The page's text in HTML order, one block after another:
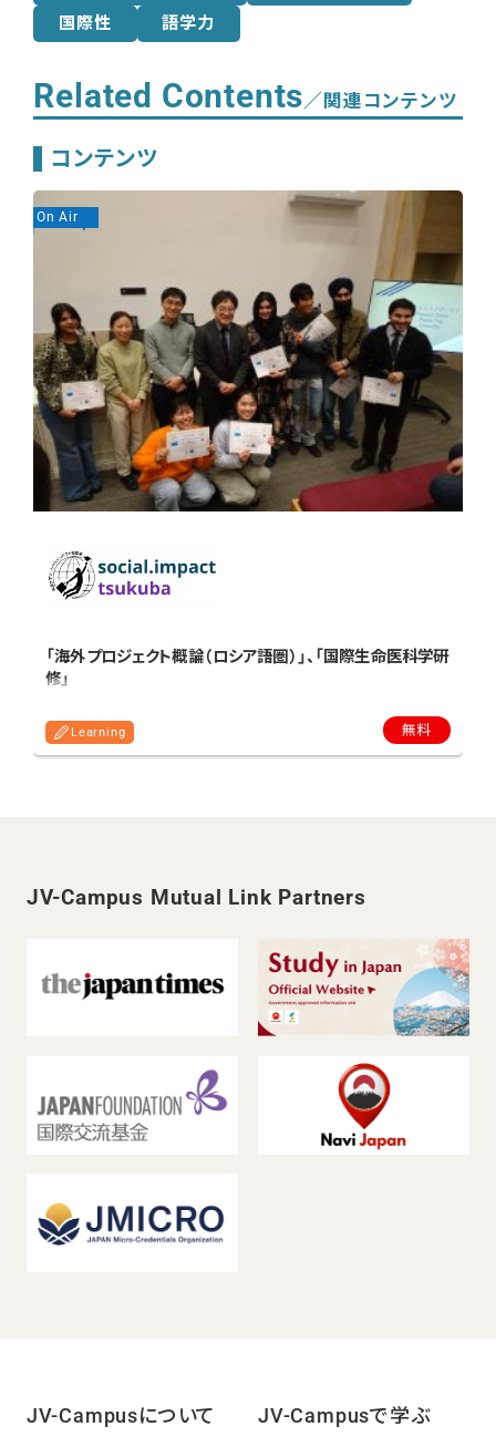
国際性 語学力
Related Contents／関連コンテンツ
コンテンツ
「海外プロジェクト概論（ロシア語圏）」、「国際生命医科学研
修」
Learning 無料
On Air
JV-Campus Mutual Link Partners
JV-Campusについて JV-Campusで学ぶ